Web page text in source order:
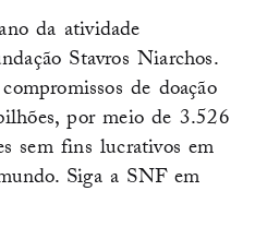
da atividade
Stavros Niarchos.
de doação
por meio de 3.526
sem fins lucrativos em
Siga a SNF em